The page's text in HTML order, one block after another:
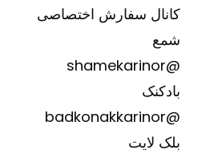
کانال سفارش اختصاصی
شمع
@shamekarinor
بادکنک
@badkonakkarinor
بلک لایت